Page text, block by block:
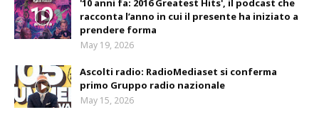
'10 anni fa: 2016 Greatest Hits', il podcast che
racconta l’anno in cui il presente ha iniziato a
prendere forma
May 19, 2026
Ascolti radio: RadioMediaset si conferma
primo Gruppo radio nazionale
May 15, 2026